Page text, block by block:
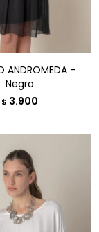
ANDROMEDA -
Negro
$ 3.900